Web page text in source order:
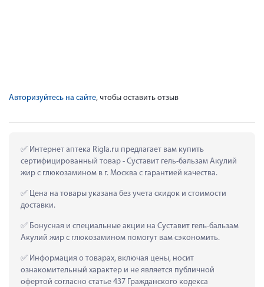
Авторизуйтесь на сайте, чтобы оставить отзыв
Интернет аптека Rigla.ru предлагает вам купить
сертифицированный товар - Суставит гель-бальзам Акулий
жир с глюкозамином в г. Москва с гарантией качества.
Цена на товары указана без учета скидок и стоимости
доставки.
Бонусная и специальные акции на Суставит гель-бальзам
Акулий жир с глюкозамином помогут вам сэкономить.
Информация о товарах, включая цены, носит
ознакомительный характер и не является публичной
офертой согласно статье 437 Гражданского кодекса